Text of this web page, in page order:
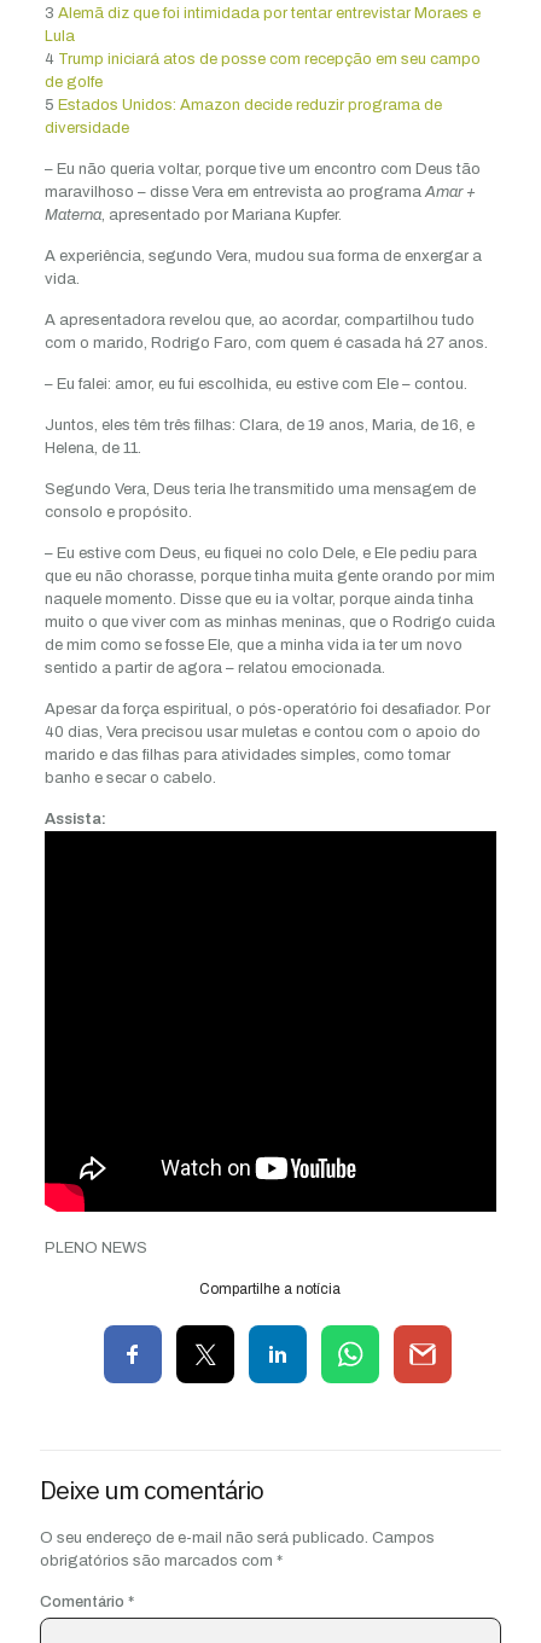
3 Alemã diz que foi intimidada por tentar entrevistar Moraes e
Lula
4 Trump iniciará atos de posse com recepção em seu campo
de golfe
5 Estados Unidos: Amazon decide reduzir programa de
diversidade
– Eu não queria voltar, porque tive um encontro com Deus tão
maravilhoso – disse Vera em entrevista ao programa Amar +
Materna, apresentado por Mariana Kupfer.
A experiência, segundo Vera, mudou sua forma de enxergar a
vida.
A apresentadora revelou que, ao acordar, compartilhou tudo
com o marido, Rodrigo Faro, com quem é casada há 27 anos.
– Eu falei: amor, eu fui escolhida, eu estive com Ele – contou.
Juntos, eles têm três filhas: Clara, de 19 anos, Maria, de 16, e
Helena, de 11.
Segundo Vera, Deus teria lhe transmitido uma mensagem de
consolo e propósito.
– Eu estive com Deus, eu fiquei no colo Dele, e Ele pediu para
que eu não chorasse, porque tinha muita gente orando por mim
naquele momento. Disse que eu ia voltar, porque ainda tinha
muito o que viver com as minhas meninas, que o Rodrigo cuida
de mim como se fosse Ele, que a minha vida ia ter um novo
sentido a partir de agora – relatou emocionada.
Apesar da força espiritual, o pós-operatório foi desafiador. Por
40 dias, Vera precisou usar muletas e contou com o apoio do
marido e das filhas para atividades simples, como tomar
banho e secar o cabelo.
Assista:
PLENO NEWS
Compartilhe a notícia
Deixe um comentário
O seu endereço de e-mail não será publicado. Campos
obrigatórios são marcados com *
Comentário *